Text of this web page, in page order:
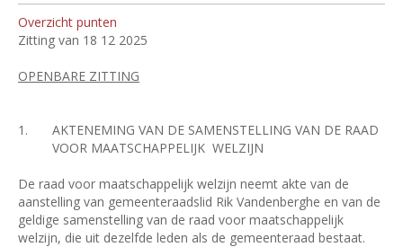
Overzicht punten
Zitting van 18 12 2025
OPENBARE ZITTING
1.
AKTENEMING VAN DE SAMENSTELLING VAN DE RAAD
VOOR MAATSCHAPPELIJK WELZIJN
De raad voor maatschappelijk welzijn neemt akte van de
aanstelling van gemeenteraadslid Rik Vandenberghe en van de
geldige samenstelling van de raad voor maatschappelijk
welzijn, die uit dezelfde leden als de gemeenteraad bestaat.